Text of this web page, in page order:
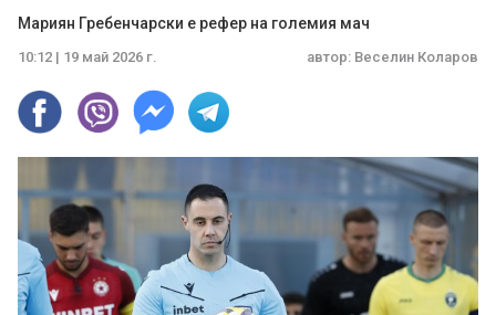
Мариян Гребенчарски е рефер на големия мач
10:12 | 19 май 2026 г. автор: Веселин Коларов